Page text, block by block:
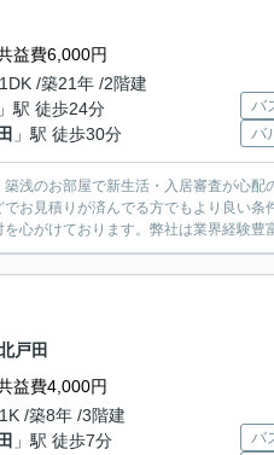
益費6,000円
/築21年 /2階建
」駅 徒歩24分
」駅 徒歩30分
バ
バ
浅のお部屋で新生活・入居審査が心
お見積りが済んでる方でもより良い
た接客応対を心がけております。弊社は業界
戸田
益費4,000円
/築8年 /3階建
」駅 徒歩7分
バ